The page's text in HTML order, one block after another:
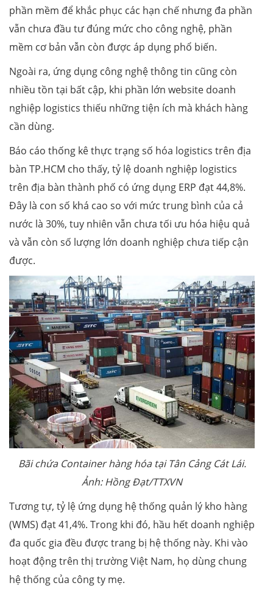
phần mềm để khắc phục các hạn chế nhưng đa phần
vẫn chưa đầu tư đúng mức cho công nghệ, phần
mềm cơ bản vẫn còn được áp dụng phổ biến.
Ngoài ra, ứng dụng công nghệ thông tin cũng còn
nhiều tồn tại bất cập, khi phần lớn website doanh
nghiệp logistics thiếu những tiện ích mà khách hàng
cần dùng.
Báo cáo thống kê thực trạng số hóa logistics trên địa
bàn TP.HCM cho thấy, tỷ lệ doanh nghiệp logistics
trên địa bàn thành phố có ứng dụng ERP đạt 44,8%.
Đây là con số khá cao so với mức trung bình của cả
nước là 30%, tuy nhiên vẫn chưa tối ưu hóa hiệu quả
và vẫn còn số lượng lớn doanh nghiệp chưa tiếp cận
được.
Bãi chứa Container hàng hóa tại Tân Cảng Cát Lái.
Ảnh: Hồng Đạt/TTXVN
Tương tự, tỷ lệ ứng dụng hệ thống quản lý kho hàng
(WMS) đạt 41,4%. Trong khi đó, hầu hết doanh nghiệp
đa quốc gia đều được trang bị hệ thống này. Khi vào
hoạt động trên thị trường Việt Nam, họ dùng chung
hệ thống của công ty mẹ.